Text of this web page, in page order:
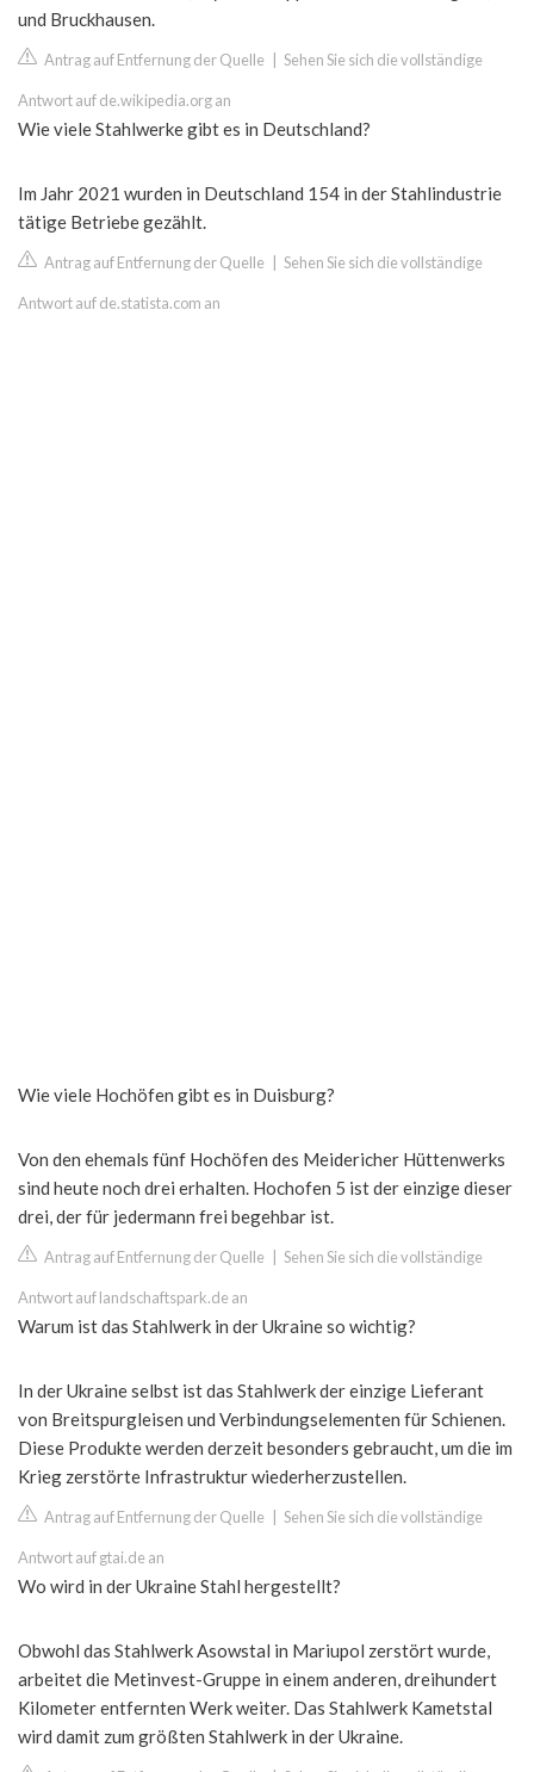
und Bruckhausen.
Antrag auf Entfernung der Quelle Sehen Sie sich die vollständige
Antwort auf de.wikipedia.org an
Wie viele Stahlwerke gibt es in Deutschland?
Im Jahr 2021 wurden in Deutschland 154 in der Stahlindustrie
tätige Betriebe gezählt.
Antrag auf Entfernung der Quelle Sehen Sie sich die vollständige
Antwort auf de.statista.com an
Wie viele Hochöfen gibt es in Duisburg?
Von den ehemals fünf Hochöfen des Meidericher Hüttenwerks
sind heute noch drei erhalten. Hochofen 5 ist der einzige dieser
drei, der für jedermann frei begehbar ist.
Antrag auf Entfernung der Quelle Sehen Sie sich die vollständige
Antwort auf landschaftspark.de an
Warum ist das Stahlwerk in der Ukraine so wichtig?
In der Ukraine selbst ist das Stahlwerk der einzige Lieferant
von Breitspurgleisen und Verbindungselementen für Schienen.
Diese Produkte werden derzeit besonders gebraucht, um die im
Krieg zerstörte Infrastruktur wiederherzustellen.
Antrag auf Entfernung der Quelle Sehen Sie sich die vollständige
Antwort auf gtai.de an
Wo wird in der Ukraine Stahl hergestellt?
Obwohl das Stahlwerk Asowstal in Mariupol zerstört wurde,
arbeitet die Metinvest-Gruppe in einem anderen, dreihundert
Kilometer entfernten Werk weiter. Das Stahlwerk Kametstal
wird damit zum größten Stahlwerk in der Ukraine.